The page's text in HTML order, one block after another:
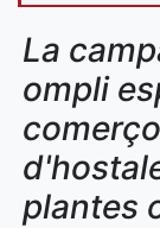
La
ompli
plantes